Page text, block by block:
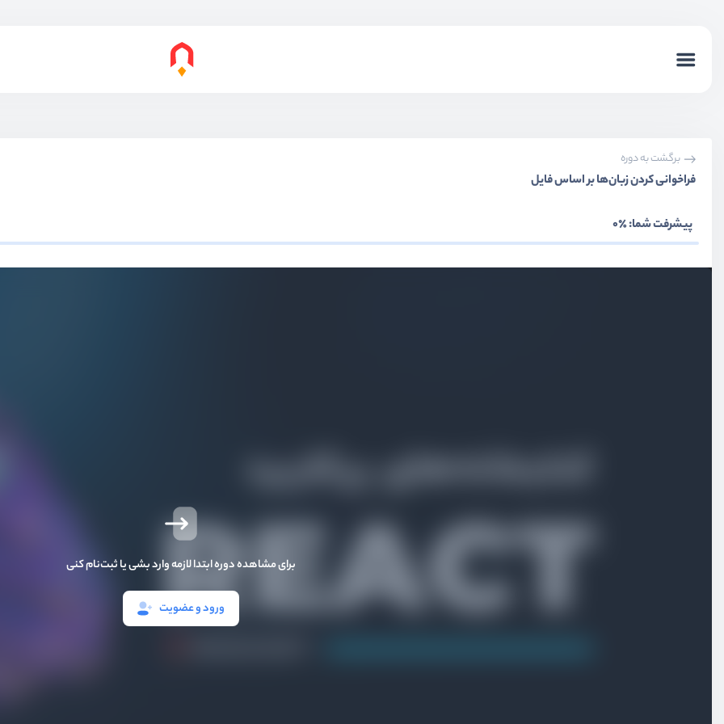
برگشت به دوره
فراخوانی کردن زبان‌ها بر اساس فایل
پیشرفت شما:٪0
برای مشاهده دوره ابتدا لازمه وارد بشی یا ثبت‌نام کنی
ورود و عضویت